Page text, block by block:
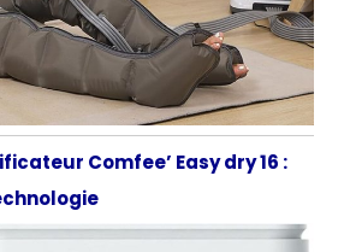
Comfee’ Easy dry 16 :